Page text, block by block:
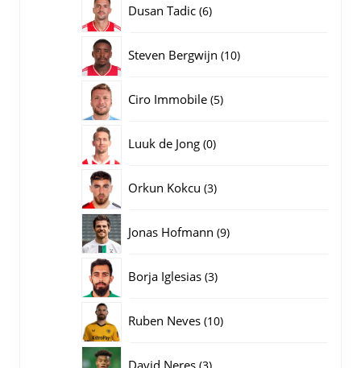
Dusan Tadic 66
Steven Bergwijn 1010
Ciro Immobile 55
Luuk de Jong 00
Orkun Kokcu 33
Jonas Hofmann 99
Borja Iglesias 33
Ruben Neves 1010
3